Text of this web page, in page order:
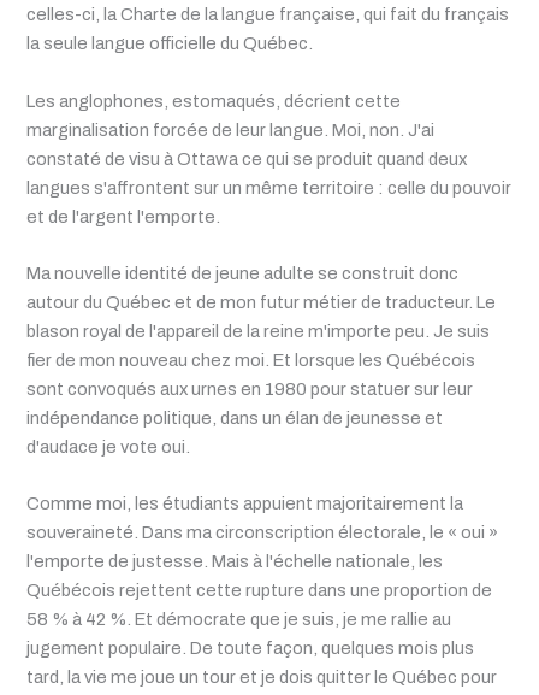
celles-ci, la Charte de la langue française, qui fait du français
la seule langue officielle du Québec.
Les anglophones, estomaqués, décrient cette
marginalisation forcée de leur langue. Moi, non. J'ai
constaté de visu à Ottawa ce qui se produit quand deux
langues s'affrontent sur un même territoire : celle du pouvoir
et de l'argent l'emporte.
Ma nouvelle identité de jeune adulte se construit donc
autour du Québec et de mon futur métier de traducteur. Le
blason royal de l'appareil de la reine m'importe peu. Je suis
fier de mon nouveau chez moi. Et lorsque les Québécois
sont convoqués aux urnes en 1980 pour statuer sur leur
indépendance politique, dans un élan de jeunesse et
d'audace je vote oui.
Comme moi, les étudiants appuient majoritairement la
souveraineté. Dans ma circonscription électorale, le « oui »
l'emporte de justesse. Mais à l'échelle nationale, les
Québécois rejettent cette rupture dans une proportion de
58 % à 42 %. Et démocrate que je suis, je me rallie au
jugement populaire. De toute façon, quelques mois plus
tard, la vie me joue un tour et je dois quitter le Québec pour